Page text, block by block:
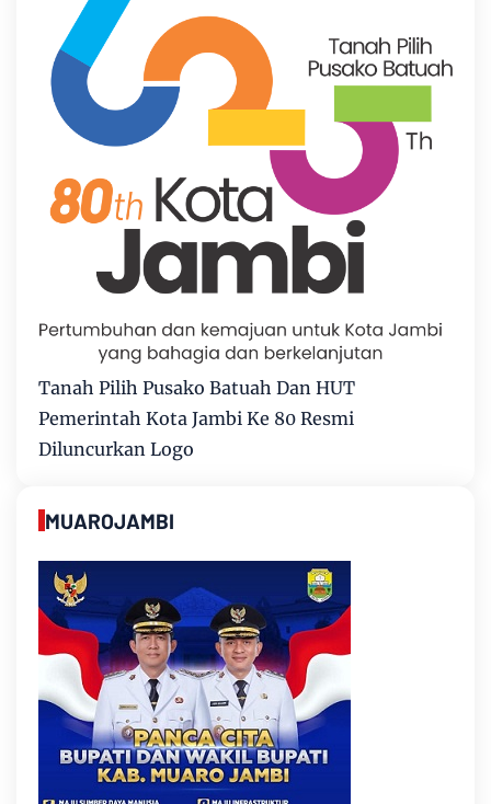
Tanah Pilih Pusako Batuah Dan HUT
Pemerintah Kota Jambi Ke 80 Resmi
Diluncurkan Logo
MUAROJAMBI